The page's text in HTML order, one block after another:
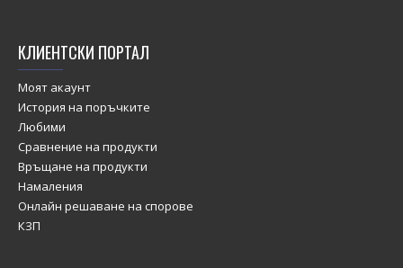
КЛИЕНТСКИ ПОРТАЛ
Моят акаунт
История на поръчките
Любими
Сравнение на продукти
Връщане на продукти
Намаления
Онлайн решаване на спорове
КЗП